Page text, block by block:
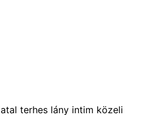
terhes lány intim közeli